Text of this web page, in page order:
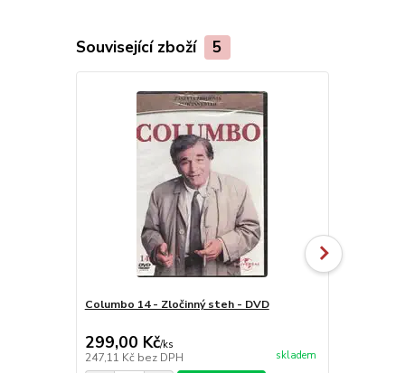
Související zboží 5
Columbo 14 - Zločinný steh - DVD
299,00 Kč/ks
247,11 Kč bez DPH skladem